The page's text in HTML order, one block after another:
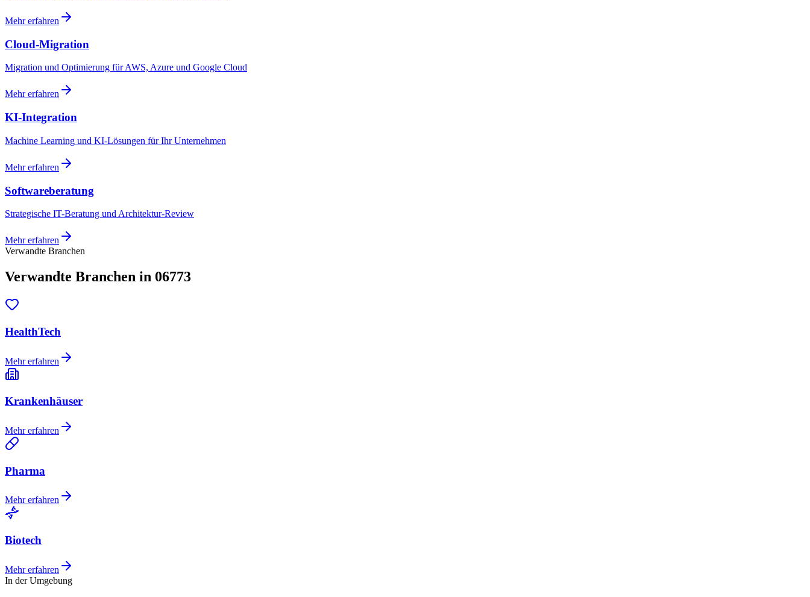
Mehr erfahren
Cloud-Migration
Migration und Optimierung für AWS, Azure und Google Cloud
Mehr erfahren
KI-Integration
Machine Learning und KI-Lösungen für Ihr Unternehmen
Mehr erfahren
Softwareberatung
Strategische IT-Beratung und Architektur-Review
Mehr erfahren
Verwandte Branchen
Verwandte Branchen in 06773
HealthTech
Mehr erfahren
Krankenhäuser
Mehr erfahren
Pharma
Mehr erfahren
Biotech
Mehr erfahren
In der Umgebung